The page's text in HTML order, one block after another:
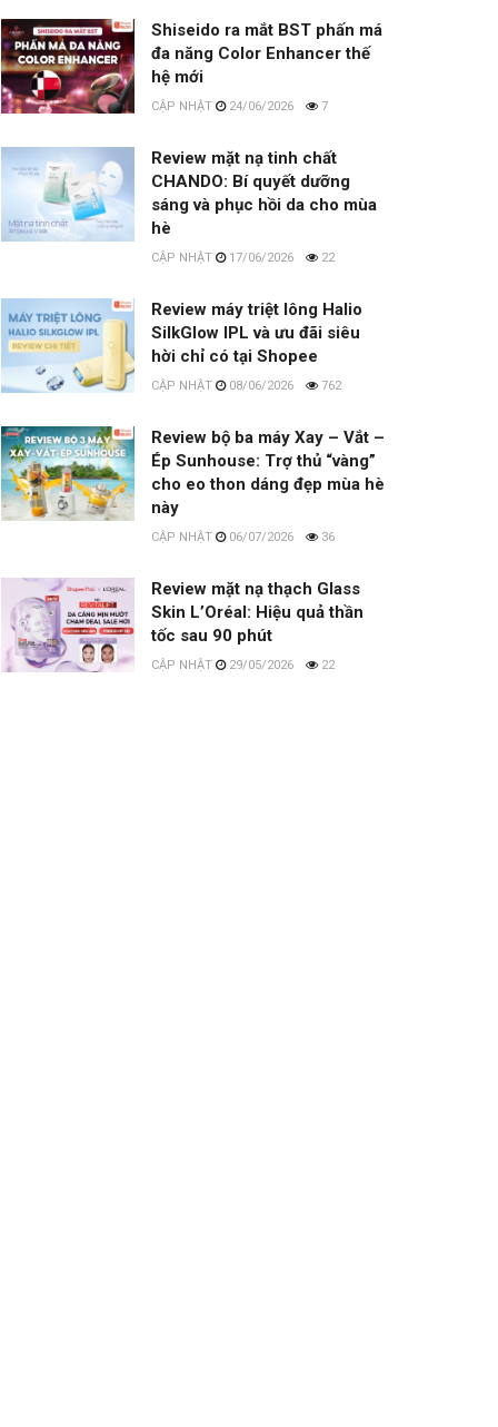
Shiseido ra mắt BST phấn má
đa năng Color Enhancer thế
hệ mới
24/06/2026 7
Review mặt nạ tinh chất
CHANDO: Bí quyết dưỡng
sáng và phục hồi da cho mùa
hè
17/06/2026 22
Review máy triệt lông Halio
SilkGlow IPL và ưu đãi siêu
hời chỉ có tại Shopee
08/06/2026 762
Review bộ ba máy Xay – Vắt –
Ép Sunhouse: Trợ thủ “vàng”
cho eo thon dáng đẹp mùa hè
này
06/07/2026 36
Review mặt nạ thạch Glass
Skin L’Oréal: Hiệu quả thần
tốc sau 90 phút
29/05/2026 22